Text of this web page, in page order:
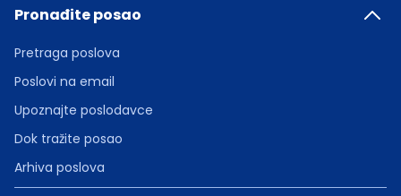
Pronađite posao
Pretraga poslova
Poslovi na email
Upoznajte poslodavce
Dok tražite posao
Arhiva poslova